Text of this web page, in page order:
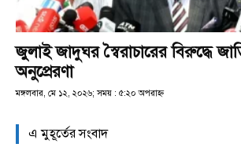
জুলাই জাদুঘর স্বৈরাচারের বিরুদ্ধে
অনুপ্রেরণা
মঙ্গলবার, মে ১২, ২০২৬; সময় : ৫:২০ অপরাহ্ণ
এ মুহূর্তের সংবাদ